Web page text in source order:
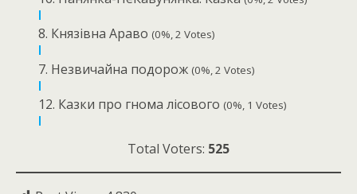
8. Князівна Араво (0%, 2 Votes)
7. Незвичайна подорож (0%, 2 Votes)
12. Казки про гнома лісового (0%, 1 Votes)
Total Voters: 525